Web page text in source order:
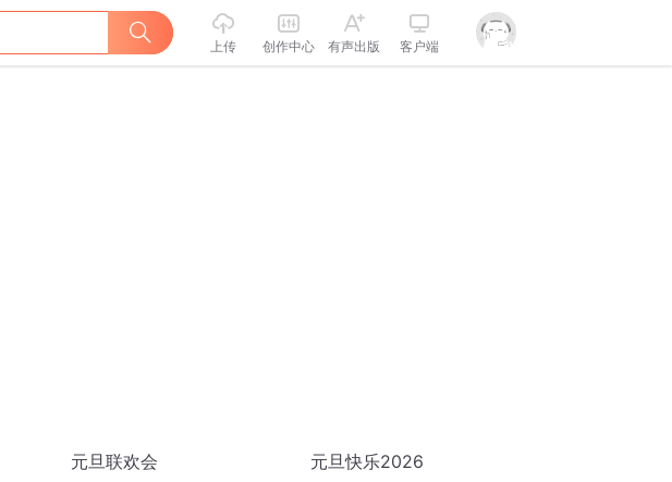
上传 创作中心 有声出版 客户端
元旦联欢会 元旦快乐2026